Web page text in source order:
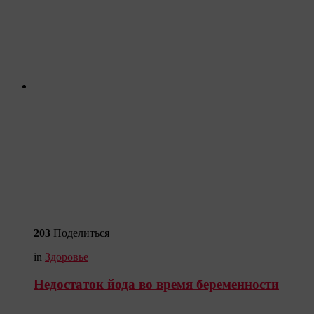
203 Поделиться
in Здоровье
Недостаток йода во время беременности